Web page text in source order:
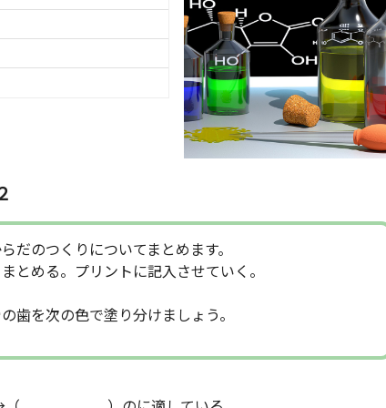
だのつくりについてまとめます。
とめる。プリントに記入させていく。
歯を次の色で塗り分けましょう。